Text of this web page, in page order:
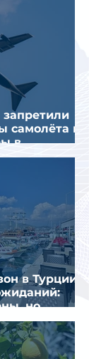
самолёта и
в
в Турции
но
низкой